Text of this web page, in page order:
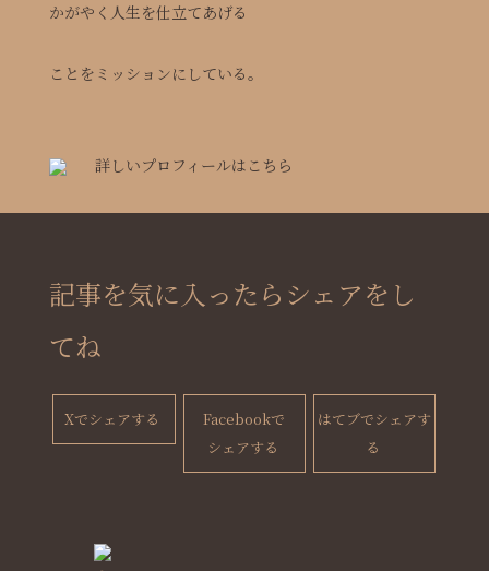
かがやく人生を仕立てあげる
ことをミッションにしている。
詳しいプロフィールはこちら
記事を気に入ったらシェアをし
てね
Xでシェアする
Facebookで
シェアする
はてブでシェアす
る